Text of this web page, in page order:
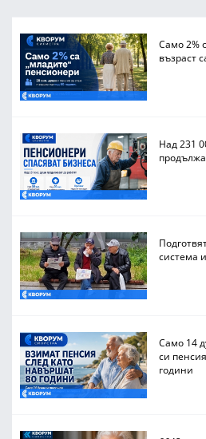
Само 2%
възраст
Над 231
система
Само 14
си
години